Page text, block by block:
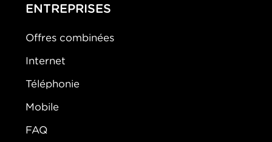
ENTREPRISES
Offres combinées
Internet
Téléphonie
Mobile
FAQ